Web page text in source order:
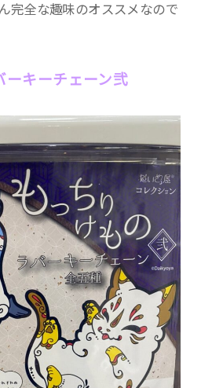
完全な趣味のオススメなので
ーキーチェーン弐